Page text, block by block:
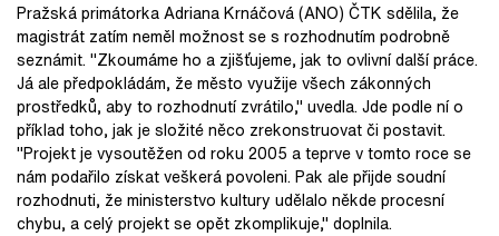
Pražská primátorka Adriana Krnáčová (ANO) ČTK sdělila, že
magistrát zatím neměl možnost se s rozhodnutím podrobně
seznámit. "Zkoumáme ho a zjišťujeme, jak to ovlivní další práce.
Já ale předpokládám, že město využije všech zákonných
prostředků, aby to rozhodnutí zvrátilo," uvedla. Jde podle ní o
příklad toho, jak je složité něco zrekonstruovat či postavit.
"Projekt je vysoutěžen od roku 2005 a teprve v tomto roce se
nám podařilo získat veškerá povoleni. Pak ale přijde soudní
rozhodnuti, že ministerstvo kultury udělalo někde procesní
chybu, a celý projekt se opět zkomplikuje," doplnila.